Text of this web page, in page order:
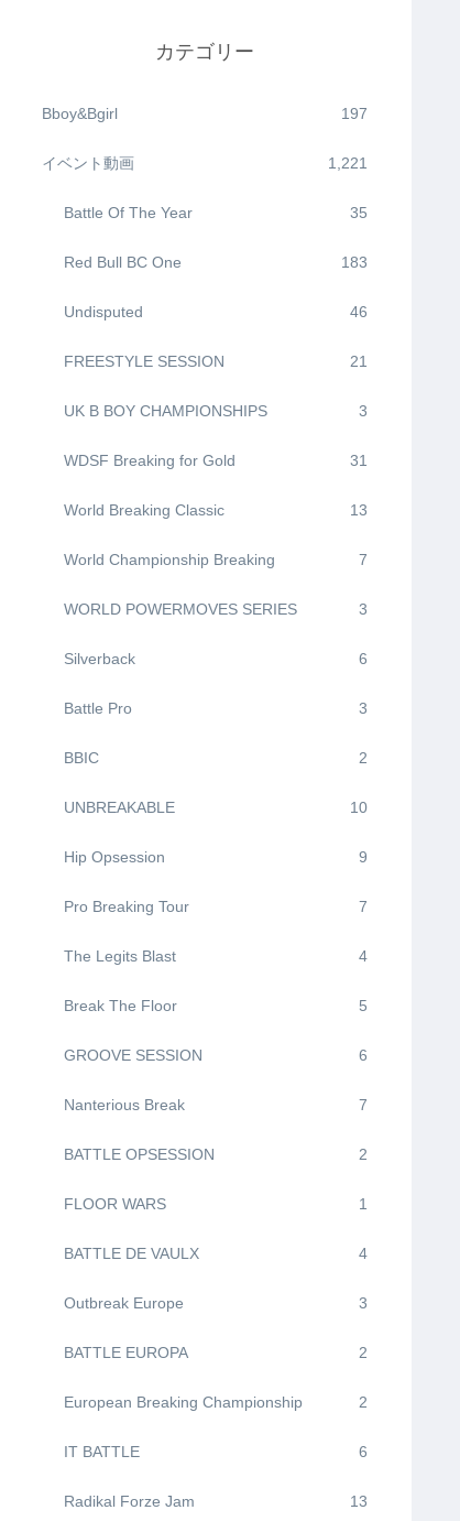
カテゴリー
Bboy&Bgirl 197
イベント動画 1,221
Battle Of The Year 35
Red Bull BC One 183
Undisputed 46
FREESTYLE SESSION 21
UK B BOY CHAMPIONSHIPS 3
WDSF Breaking for Gold 31
World Breaking Classic 13
World Championship Breaking 7
WORLD POWERMOVES SERIES 3
Silverback 6
Battle Pro 3
BBIC 2
UNBREAKABLE 10
Hip Opsession 9
Pro Breaking Tour 7
The Legits Blast 4
Break The Floor 5
GROOVE SESSION 6
Nanterious Break 7
BATTLE OPSESSION 2
FLOOR WARS 1
BATTLE DE VAULX 4
Outbreak Europe 3
BATTLE EUROPA 2
European Breaking Championship 2
IT BATTLE 6
Radikal Forze Jam 13